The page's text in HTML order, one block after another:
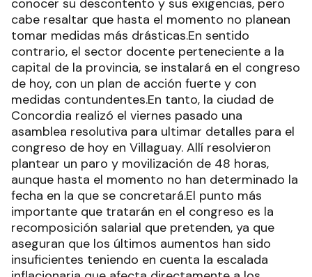
conocer su descontento y sus exigencias, pero
cabe resaltar que hasta el momento no planean
tomar medidas más drásticas.En sentido
contrario, el sector docente perteneciente a la
capital de la provincia, se instalará en el congreso
de hoy, con un plan de acción fuerte y con
medidas contundentes.En tanto, la ciudad de
Concordia realizó el viernes pasado una
asamblea resolutiva para ultimar detalles para el
congreso de hoy en Villaguay. Allí resolvieron
plantear un paro y movilización de 48 horas,
aunque hasta el momento no han determinado la
fecha en la que se concretará.El punto más
importante que tratarán en el congreso es la
recomposición salarial que pretenden, ya que
aseguran que los últimos aumentos han sido
insuficientes teniendo en cuenta la escalada